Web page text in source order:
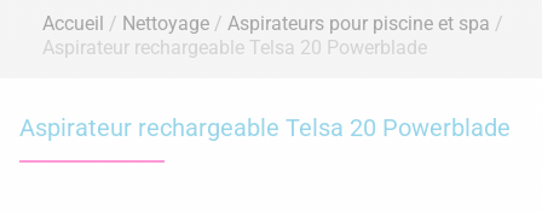
Accueil Nettoyage
Aspirateurs pour piscine et spa
Aspirateur rechargeable Telsa 20 Powerblade
Aspirateur rechargeable Telsa 20 Powerblade